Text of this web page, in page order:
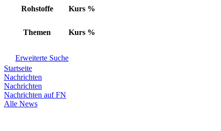
Rohstoffe Kurs %
Themen Kurs %
Erweiterte Suche
Startseite
Nachrichten
Nachrichten
Nachrichten auf FN
Alle News